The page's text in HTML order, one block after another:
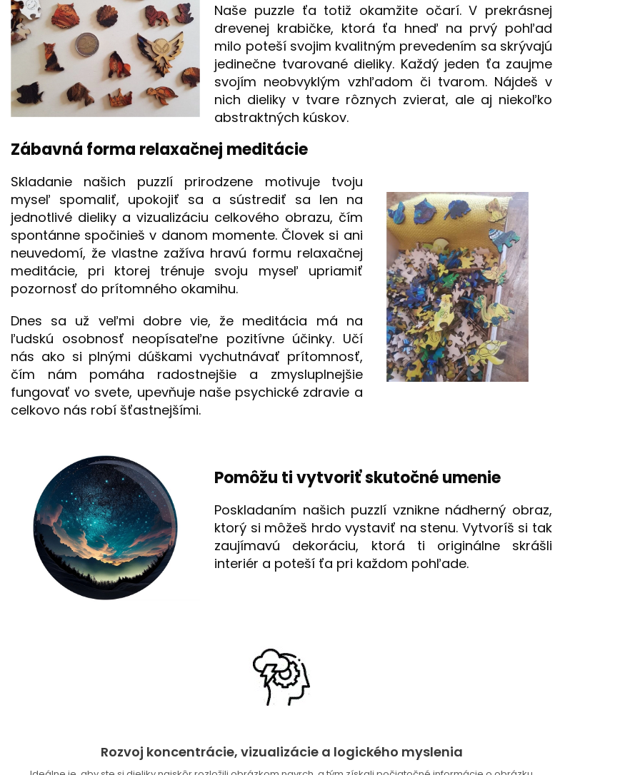
Naše puzzle ťa totiž okamžite očarí. V prekrásnej
drevenej krabičke, ktorá ťa hneď na prvý pohľad
milo poteší svojim kvalitným prevedením sa skrývajú
jedinečne tvarované dieliky. Každý jeden ťa zaujme
svojím neobvyklým vzhľadom či tvarom. Nájdeš v
nich dieliky v tvare rôznych zvierat, ale aj niekoľko
abstraktných kúskov.
Zábavná forma relaxačnej meditácie
Skladanie našich puzzlí prirodzene motivuje tvoju
myseľ spomaliť, upokojiť sa a sústrediť sa len na
jednotlivé dieliky a vizualizáciu celkového obrazu, čím
spontánne spočinieš v danom momente. Človek si ani
neuvedomí, že vlastne zažíva hravú formu relaxačnej
meditácie, pri ktorej trénuje svoju myseľ upriamiť
pozornosť do prítomného okamihu.
Dnes sa už veľmi dobre vie, že meditácia má na
ľudskú osobnosť neopísateľne pozitívne účinky. Učí
nás ako si plnými dúškami vychutnávať prítomnosť,
čím nám pomáha radostnejšie a zmysluplnejšie
fungovať vo svete, upevňuje naše psychické zdravie a
celkovo nás robí šťastnejšími.
Pomôžu ti vytvoriť skutočné umenie
Poskladaním našich puzzlí vznikne nádherný obraz,
ktorý si môžeš hrdo vystaviť na stenu. Vytvoríš si tak
zaujímavú dekoráciu, ktorá ti originálne skrášli
interiér a poteší ťa pri každom pohľade.
Rozvoj koncentrácie, vizualizácie a logického myslenia